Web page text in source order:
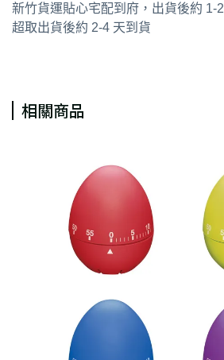
新竹貨運貼心宅配到府，出貨後約 1-
超取出貨後約 2-4 天到貨
相關商品